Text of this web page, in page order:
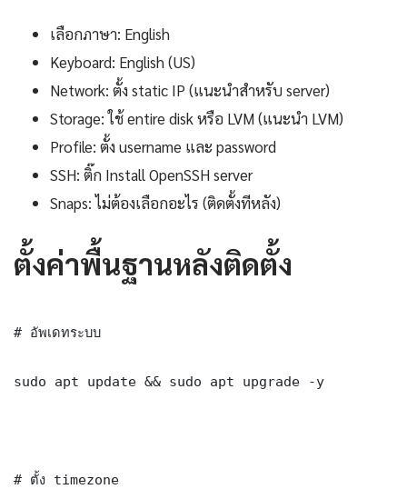
เลือกภาษา: English
Keyboard: English (US)
Network: ตั้ง static IP (แนะนำสำหรับ server)
Storage: ใช้ entire disk หรือ LVM (แนะนำ LVM)
Profile: ตั้ง username และ password
SSH: ติ๊ก Install OpenSSH server
Snaps: ไม่ต้องเลือกอะไร (ติดตั้งทีหลัง)
ตั้งค่าพื้นฐานหลังติดตั้ง
# อัพเดทระบบ
sudo apt update && sudo apt upgrade -y
# ตั้ง timezone